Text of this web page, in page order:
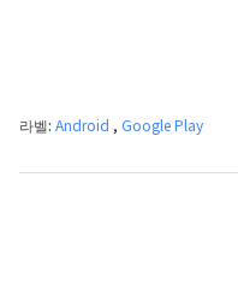
라벨: Android , Google Play